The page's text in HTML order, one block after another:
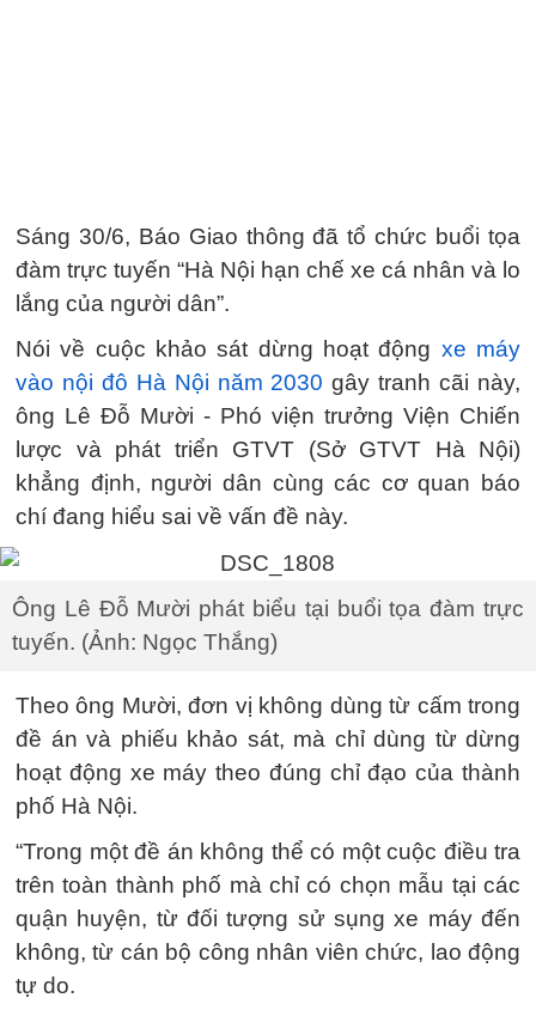
Sáng 30/6, Báo Giao thông đã tổ chức buổi tọa
đàm trực tuyến “Hà Nội hạn chế xe cá nhân và lo
lắng của người dân”.
Nói về cuộc khảo sát dừng hoạt động xe máy
vào nội đô Hà Nội năm 2030 gây tranh cãi này,
ông Lê Đỗ Mười - Phó viện trưởng Viện Chiến
lược và phát triển GTVT (Sở GTVT Hà Nội)
khẳng định, người dân cùng các cơ quan báo
chí đang hiểu sai về vấn đề này.
Ông Lê Đỗ Mười phát biểu tại buổi tọa đàm trực
tuyến. (Ảnh: Ngọc Thắng)
Theo ông Mười, đơn vị không dùng từ cấm trong
đề án và phiếu khảo sát, mà chỉ dùng từ dừng
hoạt động xe máy theo đúng chỉ đạo của thành
phố Hà Nội.
“Trong một đề án không thể có một cuộc điều tra
trên toàn thành phố mà chỉ có chọn mẫu tại các
quận huyện, từ đối tượng sử sụng xe máy đến
không, từ cán bộ công nhân viên chức, lao động
tự do.